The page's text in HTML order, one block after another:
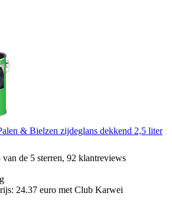
& Bielzen zijdeglans dekkend 2,5 liter
de 5 sterren, 92 klantreviews
24.37 euro met Club Karwei